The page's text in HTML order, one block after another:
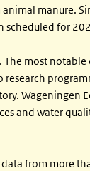
manure.
scheduled for
most notable
Wageningen
and water
from more